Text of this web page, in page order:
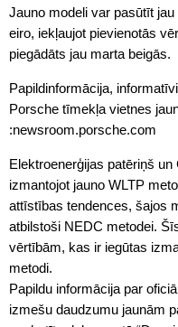
Jauno modeli var pasūtīt
eiro, iekļaujot pievienotās
piegādāts jau marta beigās.
Papildinformācija,
Porsche tīmekļa vietnes
:newsroom.porsche.com
Elektroenerģijas patēriņš
izmantojot jauno WLTP
attīstības tendences, šajos
atbilstoši NEDC metodei.
vērtībām, kas ir iegūtas
metodi.
Papildu informācija par
izmešu daudzumu jaunām